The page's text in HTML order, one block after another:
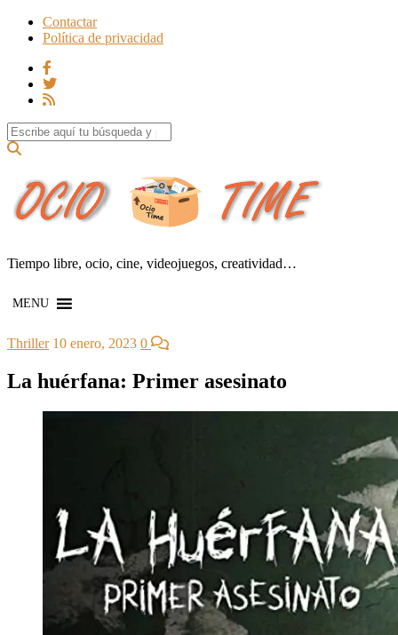
Contactar
Política de privacidad
Search for:
Tiempo libre, ocio, cine, videojuegos, creatividad…
MENU
Thriller 10 enero, 2023 0
La huérfana: Primer asesinato